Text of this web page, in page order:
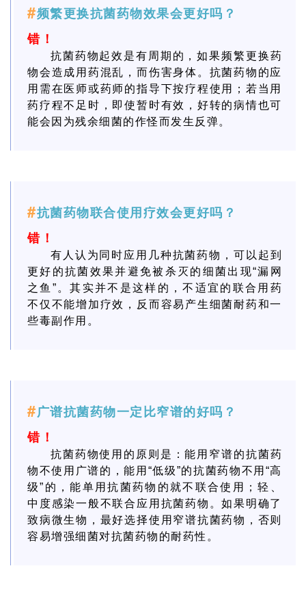
#频繁更换抗菌药物效果会更好吗？
错！
抗菌药物起效是有周期的，如果频繁更换药
物会造成用药混乱，而伤害身体。抗菌药物的应
用需在医师或药师的指导下按疗程使用；若当用
药疗程不足时，即使暂时有效，好转的病情也可
能会因为残余细菌的作怪而发生反弹。
#抗菌药物联合使用疗效会更好吗？
错！
有人认为同时应用几种抗菌药物，可以起到
更好的抗菌效果并避免被杀灭的细菌出现“漏网
之鱼”。其实并不是这样的，不适宜的联合用药
不仅不能增加疗效，反而容易产生细菌耐药和一
些毒副作用。
#广谱抗菌药物一定比窄谱的好吗？
错！
抗菌药物使用的原则是：能用窄谱的抗菌药
物不使用广谱的，能用“低级”的抗菌药物不用“高
级”的，能单用抗菌药物的就不联合使用；轻、
中度感染一般不联合应用抗菌药物。如果明确了
致病微生物，最好选择使用窄谱抗菌药物，否则
容易增强细菌对抗菌药物的耐药性。